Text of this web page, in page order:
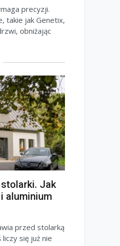
precyzji.
takie jak Genetix,
obniżając
Jak
aluminium
przed stolarką
się już nie